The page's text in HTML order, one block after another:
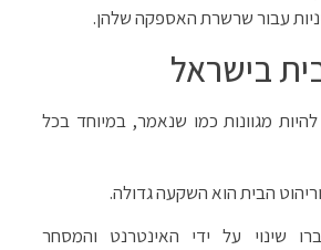
עבור שרשרת האספקה שלהן.
בישראל
להיות מגוונות כמו שנאמר, במיוחד בכל
הבית הוא השקעה גדולה.
שינוי על ידי האינטרנט והמסחר